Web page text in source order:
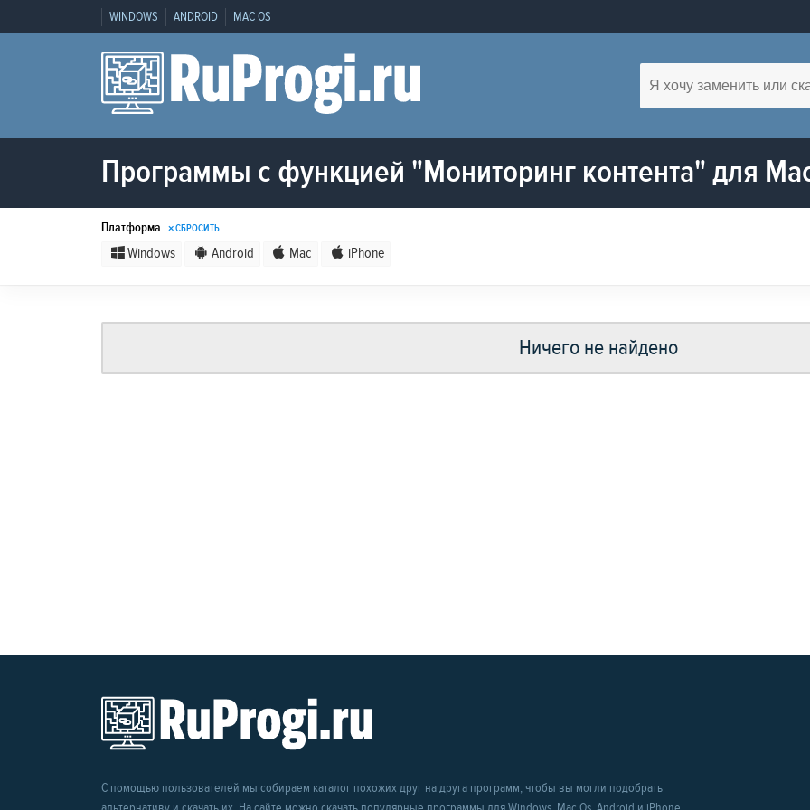
WINDOWS ANDROID MAC OS
Программы с функцией "Мониторинг контента" для
Платформа × СБРОСИТЬ
Windows Android Mac iPhone
Ничего не найдено
С помощью пользователей мы собираем каталог похожих друг на друга программ, чтобы вы могли подобрать